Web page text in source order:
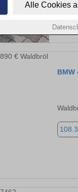
Alle Cookies
BMW